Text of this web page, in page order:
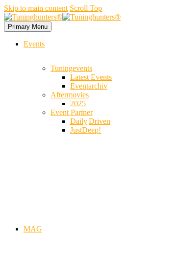
Skip to main content Scroll Top
Primary Menu
Events
Tuningevents
Latest Events
Eventarchiv
Aftermovies
2025
Event Partner
Daily|Driven
JustDeep!
MAG